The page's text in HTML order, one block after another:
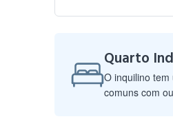
Quarto
O inquilino
comuns com